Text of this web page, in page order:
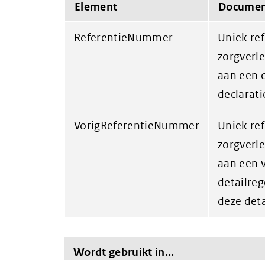
Element
ReferentieNummer
Uniek
aan een
VorigReferentieNummer
Uniek
aan een
deze
Wordt gebruikt in...